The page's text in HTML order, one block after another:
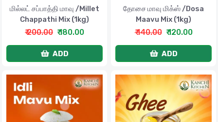
மில்லட் சப்பாத்தி மாவு /Millet
Chappathi Mix (1kg)
₹ 200.00 ₹ 180.00
ADD
தோசை மாவு மிக்ஸ் /Dosa
Maavu Mix (1kg)
₹ 140.00 ₹ 120.00
ADD